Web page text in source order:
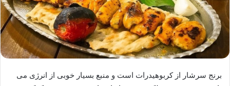
برنج سرشار از کربوهیدرات است و منبع بسیار خوبی از انرژی می